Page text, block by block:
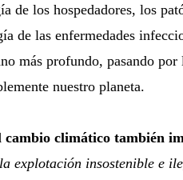
los hospedadores, los
de las enfermedades
más profundo, pasando por
nuestro planeta.
climático también
explotación insostenible e